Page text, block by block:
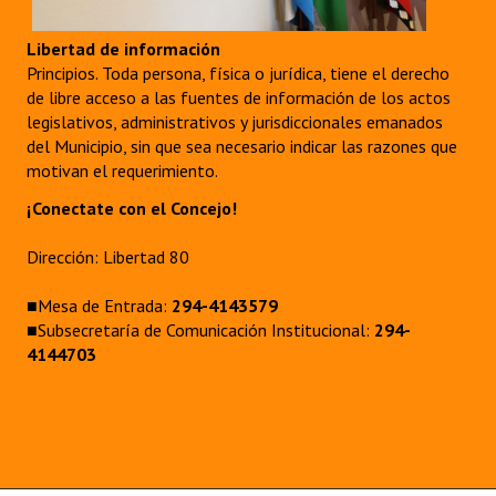
Libertad de información
Principios. Toda persona, física o jurídica, tiene el derecho
de libre acceso a las fuentes de información de los actos
legislativos, administrativos y jurisdiccionales emanados
del Municipio, sin que sea necesario indicar las razones que
motivan el requerimiento.
¡Conectate con el Concejo!
Dirección: Libertad 80
■Mesa de Entrada: 294-4143579
■Subsecretaría de Comunicación Institucional: 294-
4144703